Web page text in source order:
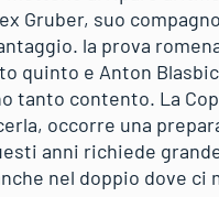
Gruber, suo
la prova
quinto e Anton
tanto contento. La
occorre una
anni richiede
nel doppio dove ci